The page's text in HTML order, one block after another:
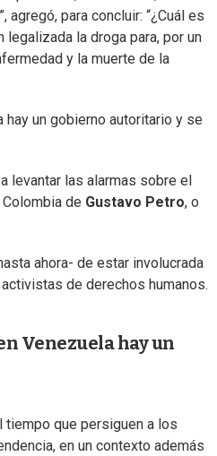
para concluir: “¿Cuál es
la droga para, por un
y la muerte de la
hay un gobierno autoritario y se
levantar las alarmas sobre el
de Gustavo Petro, o
ahora- de estar involucrada
de derechos humanos.
Venezuela hay un
tiempo que persiguen a los
en un contexto además